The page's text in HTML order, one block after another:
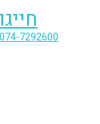
חייגו
074-7292600